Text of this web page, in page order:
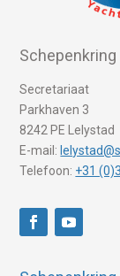
Secretariaat
Parkhaven 3
8242 PE Lelystad
E-mail:
Telefoon: +31